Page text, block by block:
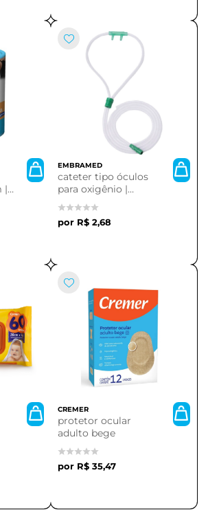
|
EMBRAMED
cateter tipo óculos
para oxigênio |
acesso aprimorado e
conforto
R$ 2,68
CREMER
protetor ocular
adulto bege
R$ 35,47